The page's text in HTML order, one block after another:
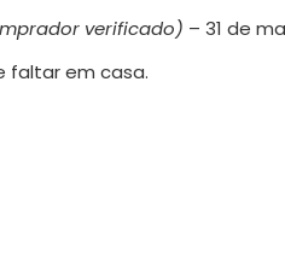
verificado) – 31 de
faltar em casa.